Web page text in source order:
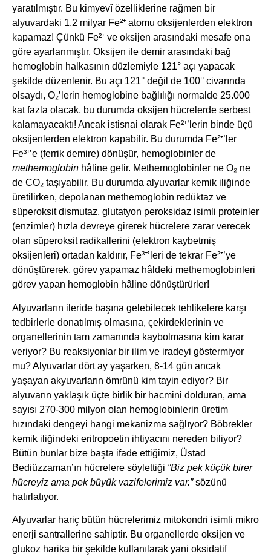
yaratılmıştır. Bu kimyevî özelliklerine rağmen bir
alyuvardaki 1,2 milyar Fe²⁺ atomu oksijenlerden elektron
kapamaz! Çünkü Fe²⁺ ve oksijen arasındaki mesafe ona
göre ayarlanmıştır. Oksijen ile demir arasındaki bağ
hemoglobin halkasının düzlemiyle 121° açı yapacak
şekilde düzenlenir. Bu açı 121° değil de 100° civarında
olsaydı, O₂’lerin hemoglobine bağlılığı normalde 25.000
kat fazla olacak, bu durumda oksijen hücrelerde serbest
kalamayacaktı! Ancak istisnai olarak Fe²⁺’lerin binde üçü
oksijenlerden elektron kapabilir. Bu durumda Fe²⁺’ler
Fe³⁺’e (ferrik demire) dönüşür, hemoglobinler de
methemoglobin hâline gelir. Methemoglobinler ne O₂ ne
de CO₂ taşıyabilir. Bu durumda alyuvarlar kemik iliğinde
üretilirken, depolanan methemoglobin redüktaz ve
süperoksit dismutaz, glutatyon peroksidaz isimli proteinler
(enzimler) hızla devreye girerek hücrelere zarar verecek
olan süperoksit radikallerini (elektron kaybetmiş
oksijenleri) ortadan kaldırır, Fe³⁺’leri de tekrar Fe²⁺’ye
dönüştürerek, görev yapamaz hâldeki methemoglobinleri
görev yapan hemoglobin hâline dönüştürürler!
Alyuvarların ileride başına gelebilecek tehlikelere karşı
tedbirlerle donatılmış olmasına, çekirdeklerinin ve
organellerinin tam zamanında kaybolmasına kim karar
veriyor? Bu reaksiyonlar bir ilim ve iradeyi göstermiyor
mu? Alyuvarlar dört ay yaşarken, 8-14 gün ancak
yaşayan akyuvarların ömrünü kim tayin ediyor? Bir
alyuvarın yaklaşık üçte birlik bir hacmini dolduran, ama
sayısı 270-300 milyon olan hemoglobinlerin üretim
hızındaki dengeyi hangi mekanizma sağlıyor? Böbrekler
kemik iliğindeki eritropoetin ihtiyacını nereden biliyor?
Bütün bunlar bize başta ifade ettiğimiz, Üstad
Bediüzzaman’ın hücrelere söylettiği “Biz pek küçük birer
hücreyiz ama pek büyük vazifelerimiz var.”sözünü
hatırlatıyor.
Alyuvarlar hariç bütün hücrelerimiz mitokondri isimli mikro
enerji santrallerine sahiptir. Bu organellerde oksijen ve
glukoz harika bir şekilde kullanılarak yani oksidatif